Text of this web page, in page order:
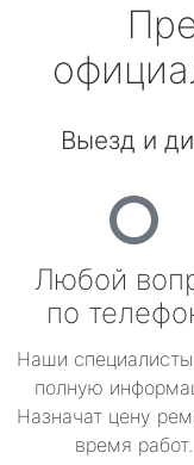
Выезд и
Любой
по
Наши
полную
Назначат цену
время работ.